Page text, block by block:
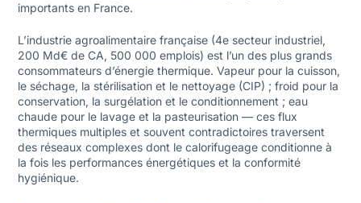
importants en France.
L’industrie agroalimentaire française (4e secteur industriel,
200 Md€ de CA, 500 000 emplois) est l’un des plus grands
consommateurs d’énergie thermique. Vapeur pour la cuisson,
le séchage, la stérilisation et le nettoyage (CIP) ; froid pour la
conservation, la surgélation et le conditionnement ; eau
chaude pour le lavage et la pasteurisation — ces flux
thermiques multiples et souvent contradictoires traversent
des réseaux complexes dont le calorifugeage conditionne à
la fois les performances énergétiques et la conformité
hygiénique.